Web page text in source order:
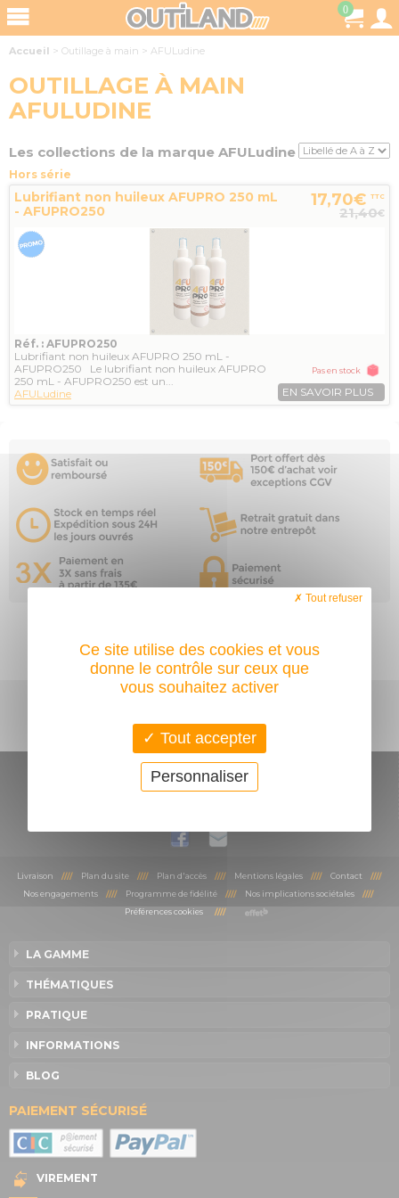
0
Accueil > Outillage à main > AFULudine
OUTILLAGE À MAIN
AFULUDINE
Les collections de la marque AFULudine
Hors série
Lubrifiant non huileux AFUPRO 250 mL
- AFUPRO250
17,70€ TTC
21,40€
Réf. : AFUPRO250
Lubrifiant non huileux AFUPRO 250 mL -
AFUPRO250 Le lubrifiant non huileux AFUPRO
250 mL - AFUPRO250 est un...
AFULudine
Pas en stock
EN SAVOIR PLUS
Toutes nos marques
CONDITIONS GÉNÉRALES DE VENTE
Livraison //// Plan du site //// Plan d'accès //// Mentions légales //// Contact ////
Nos engagements//// Programme de fidélité//// Nos implications sociétales////
Préférences cookies
////
LA GAMME
THÉMATIQUES
PRATIQUE
INFORMATIONS
BLOG
PAIEMENT SÉCURISÉ
VIREMENT
Ce site utilise des cookies et vous
donne le contrôle sur ceux que
vous souhaitez activer
Tout accepter
Tout refuser
Personnaliser